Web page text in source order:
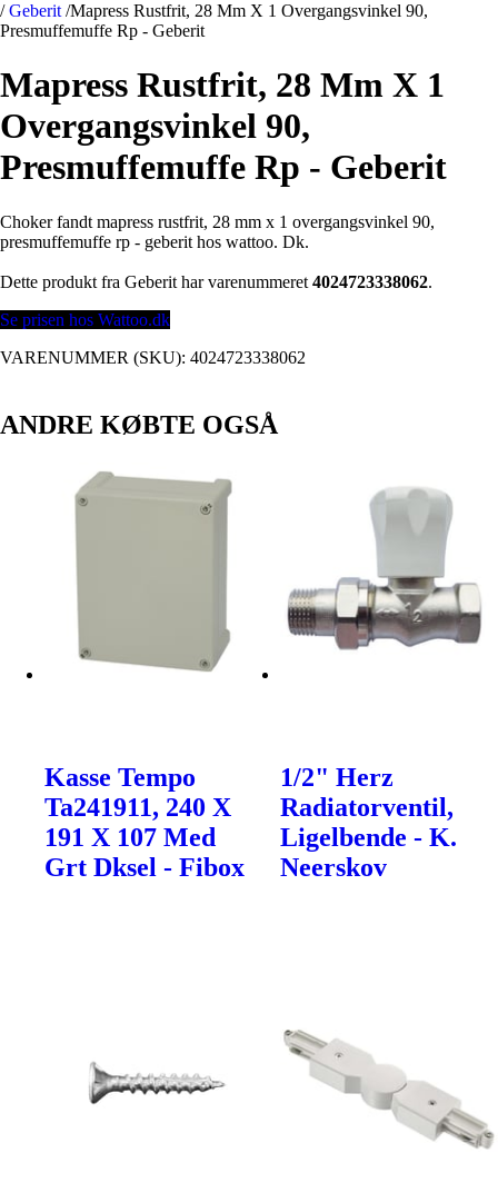
/ Geberit /Mapress Rustfrit, 28 Mm X 1 Overgangsvinkel 90,
Presmuffemuffe Rp - Geberit
Mapress Rustfrit, 28 Mm X 1
Overgangsvinkel 90,
Presmuffemuffe Rp - Geberit
Choker fandt mapress rustfrit, 28 mm x 1 overgangsvinkel 90,
presmuffemuffe rp - geberit hos wattoo. Dk.
Dette produkt fra Geberit har varenummeret 4024723338062.
Se prisen hos Wattoo.dk
VARENUMMER (SKU): 4024723338062
ANDRE KØBTE OGSÅ
Kasse Tempo
Ta241911, 240 X
191 X 107 Med
Grt Dksel - Fibox
1/2" Herz
Radiatorventil,
Ligelbende - K.
Neerskov